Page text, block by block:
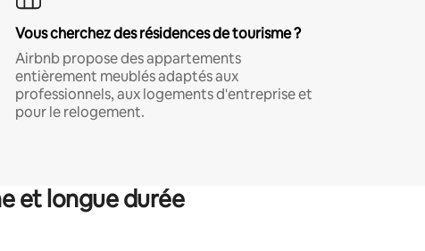
Vous cherchez des résidences de tourisme ?
Airbnb propose des appartements
entièrement meublés adaptés aux
professionnels, aux logements d'entreprise et
pour le relogement.
et longue durée